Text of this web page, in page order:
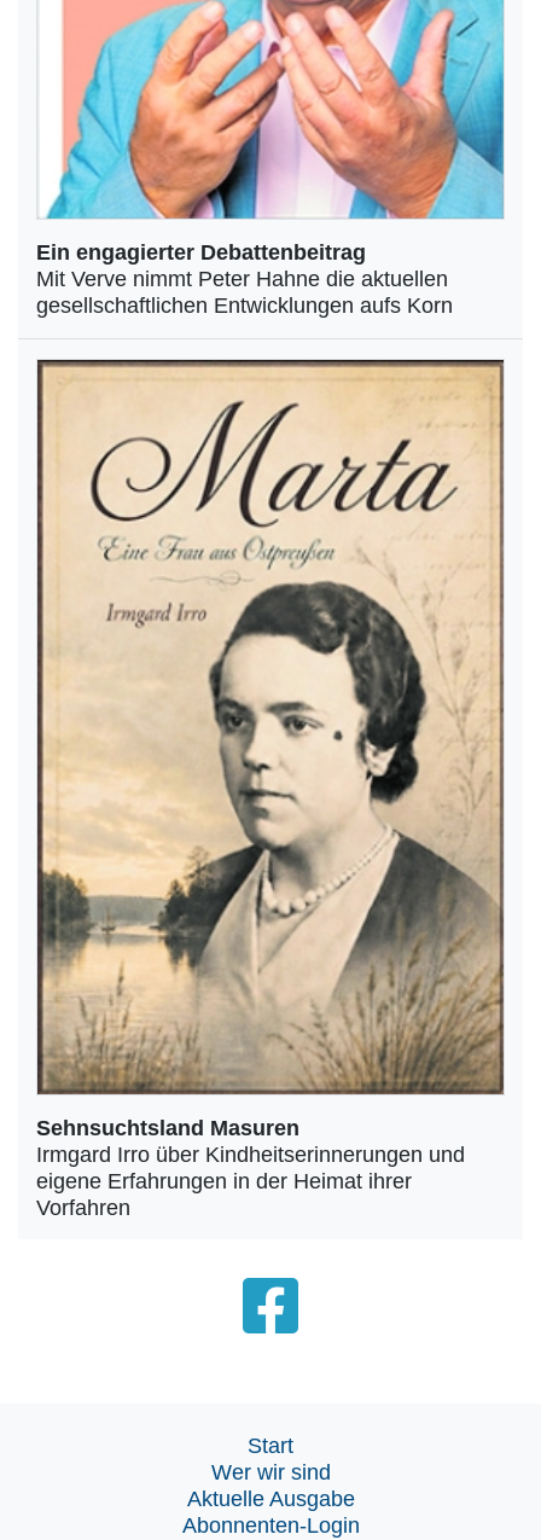
Ein engagierter Debattenbeitrag
Mit Verve nimmt Peter Hahne die aktuellen
gesellschaftlichen Entwicklungen aufs Korn
Sehnsuchtsland Masuren
Irmgard Irro über Kindheitserinnerungen und
eigene Erfahrungen in der Heimat ihrer
Vorfahren
Start
Wer wir sind
Aktuelle Ausgabe
Abonnenten-Login